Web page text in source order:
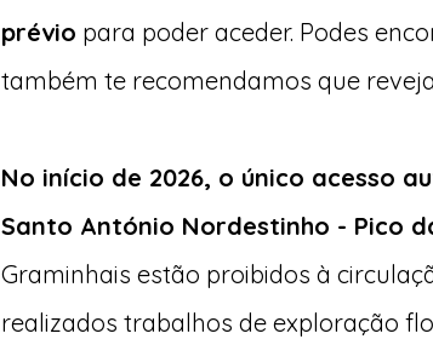
prévio para poder aceder. Podes
também te recomendamos que
No início de 2026, o único acesso
Santo António Nordestinho - Pico
Graminhais estão proibidos à
realizados trabalhos de exploração